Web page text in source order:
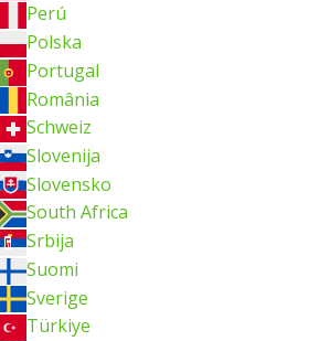
Perú
Polska
Portugal
România
Schweiz
Slovenija
Slovensko
South Africa
Srbija
Suomi
Sverige
Türkiye